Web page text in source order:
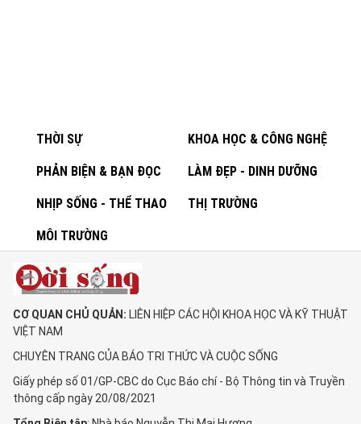
THỜI SỰ KHOA HỌC & CÔNG NGHỆ
PHẢN BIỆN & BẠN ĐỌC LÀM ĐẸP - DINH DƯỠNG
NHỊP SỐNG - THỂ THAO THỊ TRƯỜNG
MÔI TRƯỜNG
CƠ QUAN CHỦ QUẢN: LIÊN HIỆP CÁC HỘI KHOA HỌC VÀ KỸ THUẬT
VIỆT NAM
CHUYÊN TRANG CỦA BÁO TRI THỨC VÀ CUỘC SỐNG
Giấy phép số 01/GP-CBC do Cục Báo chí - Bộ Thông tin và Truyền
thông cấp ngày 20/08/2021